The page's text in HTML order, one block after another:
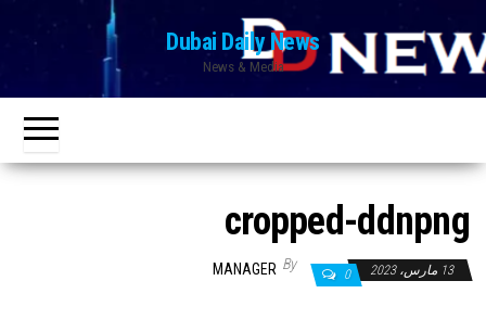
to
the
content
Dubai Daily News
News & Media
cropped-ddnpng
13 مارس، 2023 0
By
MANAGER